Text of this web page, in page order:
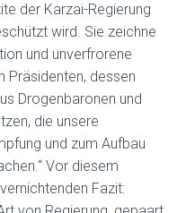
der Karzai-Regierung
wird. Sie zeichne
und unverfrorene
Präsidenten, dessen
Drogenbaronen und
die unsere
und zum Aufbau
Vor diesem
Fazit: